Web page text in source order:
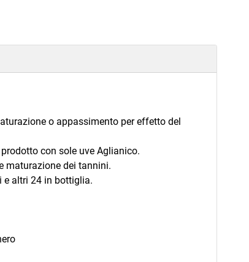
o appassimento per effetto del
con sole uve Aglianico.
maturazione dei tannini.
e altri 24 in bottiglia.